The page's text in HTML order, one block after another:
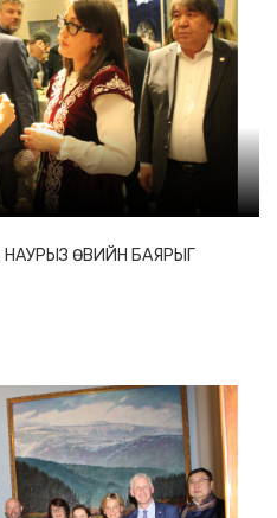
ӨВИЙН БАЯРЫГ